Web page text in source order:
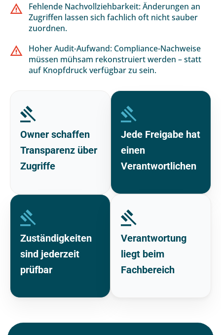
Fehlende Nachvollziehbarkeit: Änderungen an
Zugriffen lassen sich fachlich oft nicht sauber
zuordnen.
Hoher Audit-Aufwand: Compliance-Nachweise
müssen mühsam rekonstruiert werden – statt
auf Knopfdruck verfügbar zu sein.
Owner schaffen
Transparenz über
Zugriffe
Jede Freigabe hat
einen
Verantwortlichen
Zuständigkeiten
sind jederzeit
prüfbar
Verantwortung
liegt beim
Fachbereich